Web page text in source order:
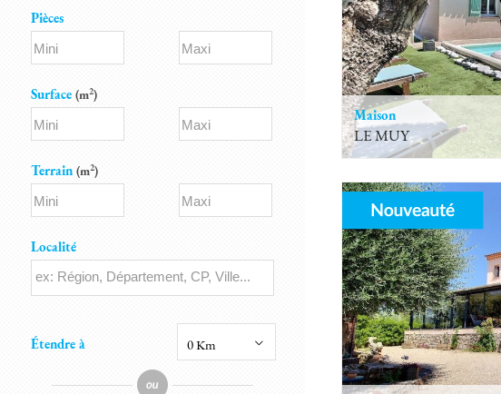
Pièces
Surface (m2)
Terrain (m2)
Localité
Étendre à 0 Km
Maison
LE MUY